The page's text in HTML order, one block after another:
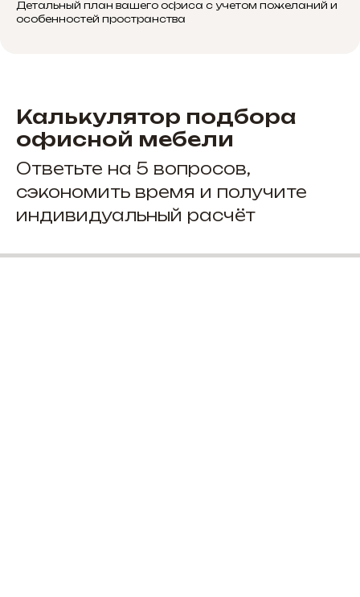
Детальный план вашего офиса с учетом пожеланий и
особенностей пространства
Калькулятор подбора
офисной мебели
Ответьте на 5 вопросов,
сэкономить время и получите
индивидуальный расчёт